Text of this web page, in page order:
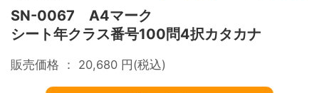
SN-0067 A4マーク
シート年クラス番号100問4択カタカナ
販売価格 ： 20,680 円(税込)